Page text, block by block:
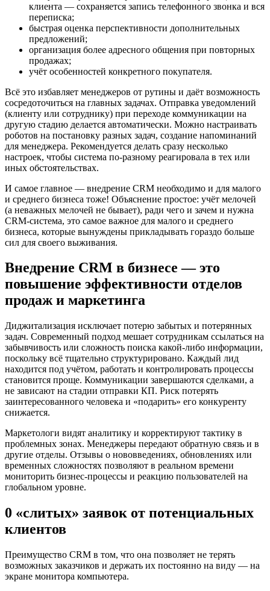
клиента — сохраняется запись телефонного звонка и вся
переписка;
быстрая оценка перспективности дополнительных
предложений;
организация более адресного общения при повторных
продажах;
учёт особенностей конкретного покупателя.
Всё это избавляет менеджеров от рутины и даёт возможность
сосредоточиться на главных задачах. Отправка уведомлений
(клиенту или сотруднику) при переходе коммуникации на
другую стадию делается автоматически. Можно настраивать
роботов на постановку разных задач, создание напоминаний
для менеджера. Рекомендуется делать сразу несколько
настроек, чтобы система по-разному реагировала в тех или
иных обстоятельствах.
И самое главное — внедрение CRM необходимо и для малого
и среднего бизнеса тоже! Объяснение простое: учёт мелочей
(а неважных мелочей не бывает), ради чего и зачем и нужна
CRM-система, это самое важное для малого и среднего
бизнеса, которые вынуждены прикладывать гораздо больше
сил для своего выживания.
Внедрение CRM в бизнесе — это
повышение эффективности отделов
продаж и маркетинга
Диджитализация исключает потерю забытых и потерянных
задач. Современный подход мешает сотрудникам ссылаться на
забывчивость или сложность поиска какой-либо информации,
поскольку всё тщательно структурировано. Каждый лид
находится под учётом, работать и контролировать процессы
становится проще. Коммуникации завершаются сделками, а
не зависают на стадии отправки КП. Риск потерять
заинтересованного человека и «подарить» его конкуренту
снижается.
Маркетологи видят аналитику и корректируют тактику в
проблемных зонах. Менеджеры передают обратную связь и в
другие отделы. Отзывы о нововведениях, обновлениях или
временных сложностях позволяют в реальном времени
мониторить бизнес-процессы и реакцию пользователей на
глобальном уровне.
0 «слитых» заявок от потенциальных
клиентов
Преимущество CRM в том, что она позволяет не терять
возможных заказчиков и держать их постоянно на виду — на
экране монитора компьютера.